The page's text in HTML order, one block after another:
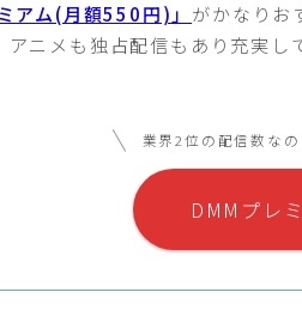
アム(月額550円)」 がかなりお
アニメも独占配信もあり充実し
業界2位の配信数なの
DMMプレ